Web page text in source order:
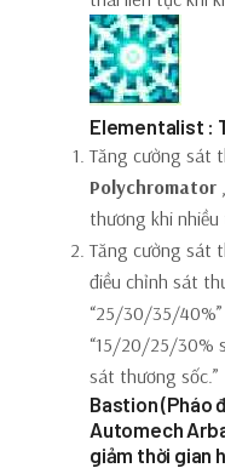
Elementalist :
Tăng cường sát
Polychromator
thương khi
Tăng cường sát
điều chỉnh sát
“25/30/35/
“15/20/25/30%
sát thương sốc.”
Bastion (Pháo
Automech
giảm thời gian